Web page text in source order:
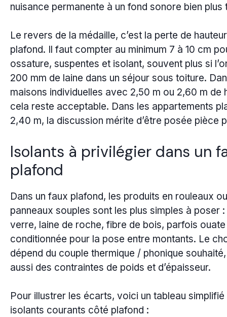
nuisance permanente à un fond sonore bien plus
Le revers de la médaille, c’est la perte de
plafond. Il faut compter au minimum 7 à 10 cm
ossature, suspentes et isolant, souvent plus si
200 mm de laine dans un séjour sous toiture.
maisons individuelles avec 2,50 m ou 2,60 m de
cela reste acceptable. Dans les appartements
2,40 m, la discussion mérite d’être posée pièce
Isolants à privilégier dans un
plafond
Dans un faux plafond, les produits en rouleaux
panneaux souples sont les plus simples à poser
verre, laine de roche, fibre de bois, parfois ouate
conditionnée pour la pose entre montants. Le
dépend du couple thermique / phonique
aussi des contraintes de poids et d’épaisseur.
Pour illustrer les écarts, voici un tableau simplifié
isolants courants côté plafond :